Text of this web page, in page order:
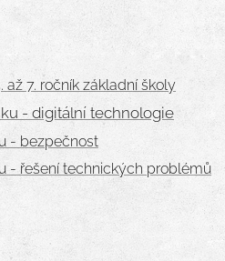
až 7. ročník základní školy
- digitální technologie
- bezpečnost
- řešení technických problémů